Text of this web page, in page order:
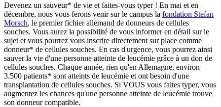
Devenez un sauveur* de vie et faites-vous typer ! En mai et en
décembre, nous vous ferons venir sur le campus la fondation Stefan
Morsch, le premier fichier allemand de donneurs de cellules
souches. Vous aurez la possibilité de vous informer en détail sur le
sujet et vous pourrez vous inscrire directement sur place comme
donneur* de cellules souches. En cas d'urgence, vous pourrez ainsi
sauver la vie d'une personne atteinte de leucémie grâce à un don de
cellules souches. Chaque année, rien qu'en Allemagne, environ
3.500 patients* sont atteints de leucémie et ont besoin d'une
transplantation de cellules souches. Si VOUS vous faites typer, vous
augmentez les chances qu'une personne atteinte de leucémie trouve
son donneur compatible.